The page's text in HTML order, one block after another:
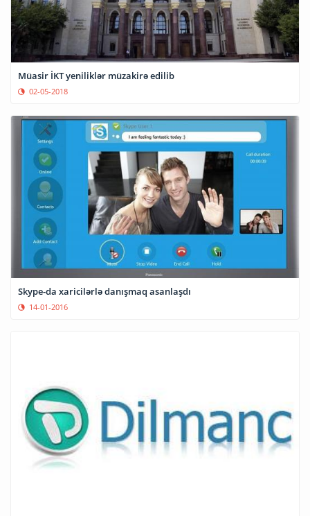
Müasir İKT yeniliklər müzakirə edilib
02-05-2018
Skype-da xaricilərlə danışmaq asanlaşdı
14-01-2016